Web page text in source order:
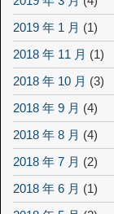
2019 年 1 月 (1)
2018 年 11 月 (1)
2018 年 10 月 (3)
2018 年 9 月 (4)
2018 年 8 月 (4)
2018 年 7 月 (2)
2018 年 6 月 (1)